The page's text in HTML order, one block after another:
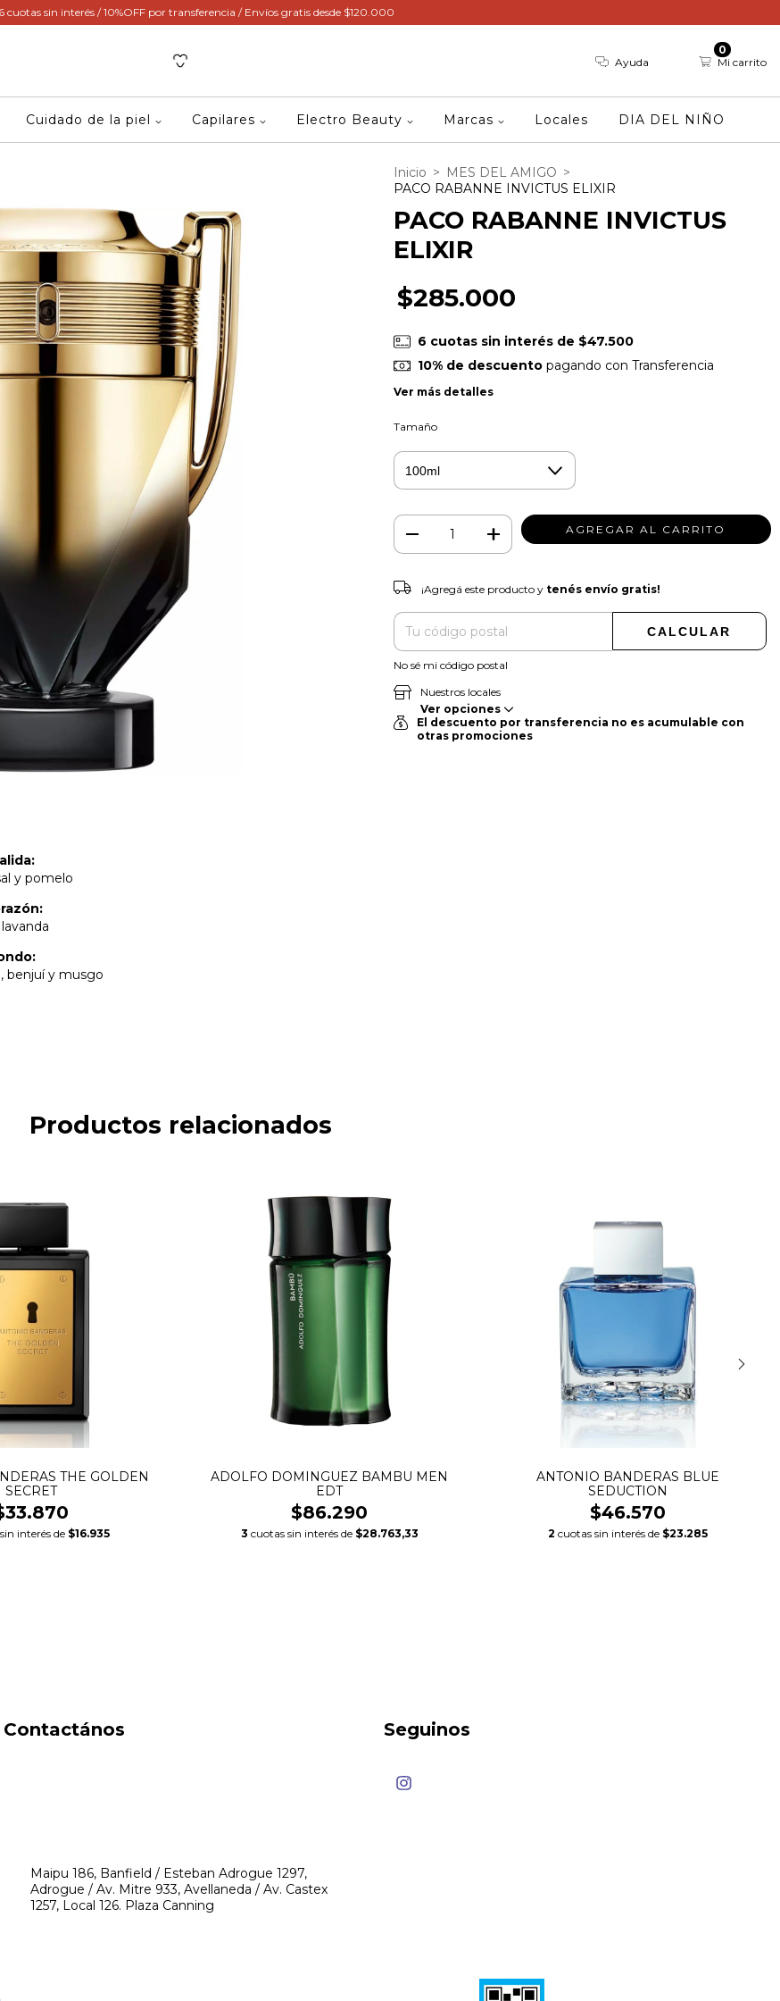
cuotas sin interés / 10%OFF por transferencia / Envíos gratis desde $120.000
Ayuda Mi carrito
0
Cuidado de la piel Capilares Electro Beauty Marcas Locales DIA DEL NIÑO
y pomelo
benjuí y musgo
Inicio > MES DEL AMIGO >
PACO RABANNE INVICTUS ELIXIR
PACO RABANNE INVICTUS
ELIXIR
$285.000
6 cuotas sin interés de $47.500
10% de descuentopagando con Transferencia
Ver más detalles
Tamaño
¡Agregá este producto y tenés envío gratis!
Entregas para el CP: CAMBIAR CP
¡Agregá este producto y tenés envío gratis!
CALCULAR
No sé mi código postal
Nuestros locales
Ver opciones
El descuento por transferencia no es acumulable con
otras promociones
Productos relacionados
THE GOLDEN
SECRET
interés de $16.935
ADOLFO DOMINGUEZ BAMBU MEN
EDT
$86.290
3 cuotas sin interés de $28.763,33
ANTONIO BANDERAS BLUE
SEDUCTION
$46.570
2 cuotas sin interés de $23.285
Contactános
Maipu 186, Banfield / Esteban Adrogue 1297,
Adrogue / Av. Mitre 933, Avellaneda / Av. Castex
1257, Local 126. Plaza Canning
Seguinos